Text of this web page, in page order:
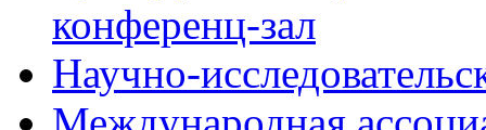
конференц-зал
Научно-